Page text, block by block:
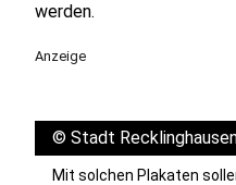
werden.
Anzeige
© Stadt
Mit solchen Plakaten